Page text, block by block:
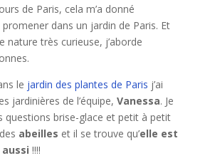
de Paris, cela m’a donné
promener dans un jardin de Paris. Et
nature très curieuse, j’aborde
le jardin des plantes de Paris j’ai
jardinières de l’équipe, Vanessa. Je
questions brise-glace et petit à petit
abeilles et il se trouve qu’elle est
!!!!